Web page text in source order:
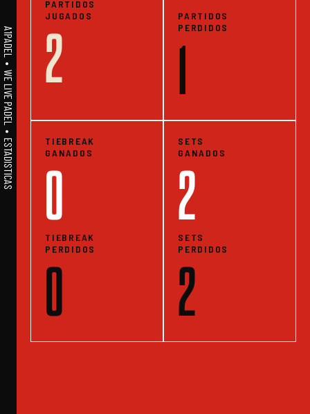
A1PADEL • WE LIVE PADEL • ESTADISTICAS
PARTIDOS
JUGADOS
2
PARTIDOS
PERDIDOS
1
TIEBREAK
GANADOS
0
TIEBREAK
PERDIDOS
0
SETS
GANADOS
2
SETS
PERDIDOS
2